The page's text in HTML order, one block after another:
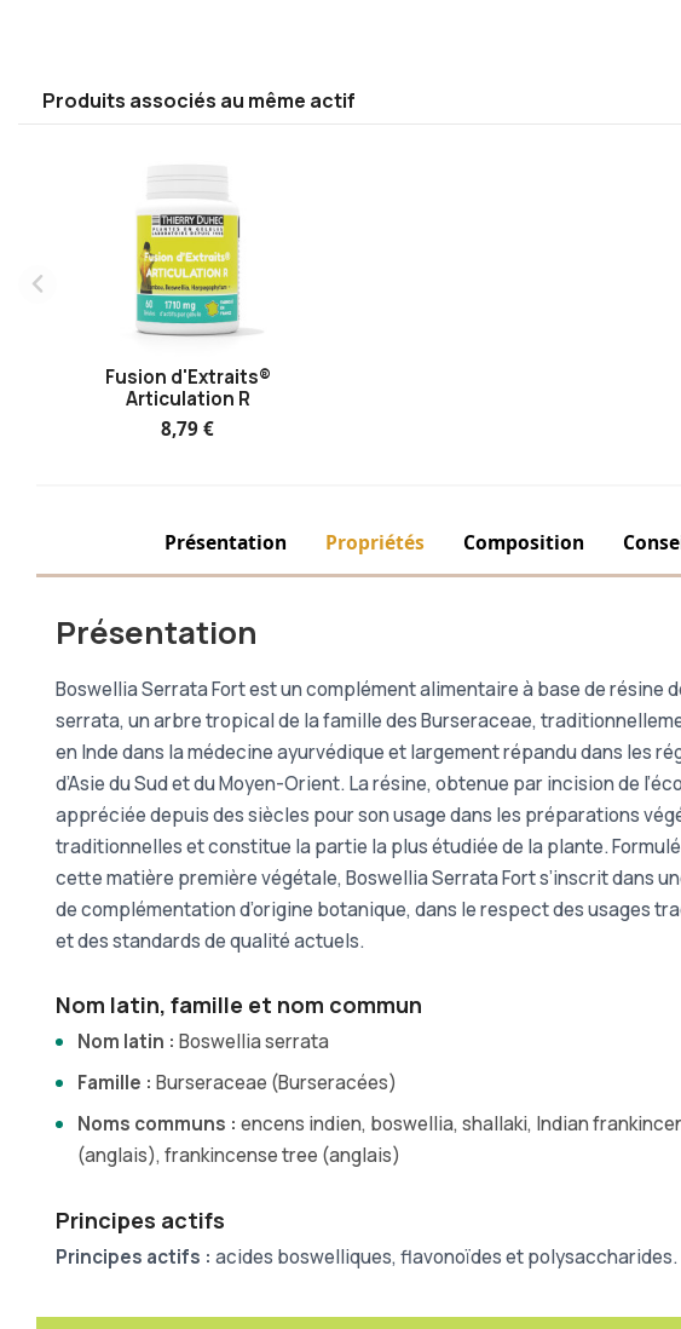
Produits associés au même actif
Fusion d'Extraits®
Articulation R
8,79 €
Présentation Propriétés Composition
Présentation
Boswellia Serrata Fort est un complément alimentaire à base de résine
serrata, un arbre tropical de la famille des Burseraceae,
en Inde dans la médecine ayurvédique et largement répandu dans les
d’Asie du Sud et du Moyen-Orient. La résine, obtenue par incision de
appréciée depuis des siècles pour son usage dans les préparations
traditionnelles et constitue la partie la plus étudiée de la plante.
cette matière première végétale, Boswellia Serrata Fort s’inscrit dans
de complémentation d’origine botanique, dans le respect des usages
et des standards de qualité actuels.
Nom latin, famille et nom commun
Nom latin : Boswellia serrata
Famille : Burseraceae (Burseracées)
Noms communs : encens indien, boswellia, shallaki, Indian
(anglais), frankincense tree (anglais)
Principes actifs
Principes actifs : acides boswelliques, flavonoïdes et polysaccharides.